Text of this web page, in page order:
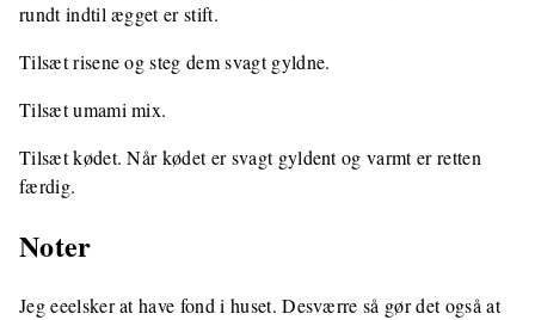
rundt indtil ægget er stift.
Tilsæt risene og steg dem svagt gyldne.
Tilsæt umami mix.
Tilsæt kødet. Når kødet er svagt gyldent og varmt er retten
færdig.
Noter
Jeg eeelsker at have fond i huset. Desværre så gør det også at